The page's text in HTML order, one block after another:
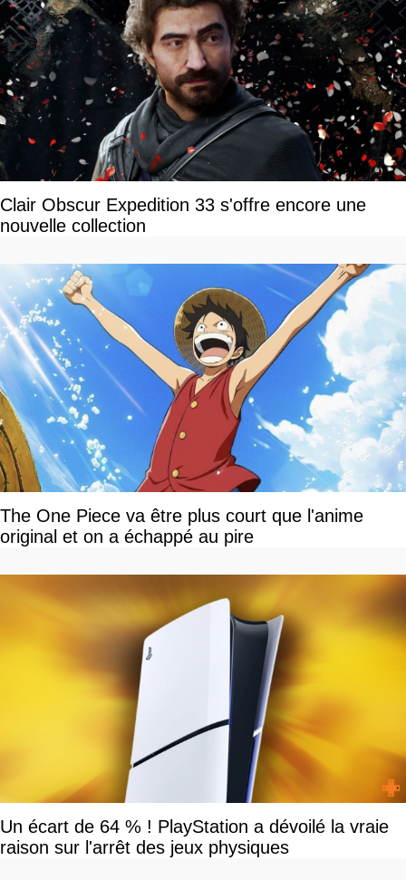
Clair Obscur Expedition 33 s'offre encore une
nouvelle collection
The One Piece va être plus court que l'anime
original et on a échappé au pire
Un écart de 64 % ! PlayStation a dévoilé la vraie
raison sur l'arrêt des jeux physiques